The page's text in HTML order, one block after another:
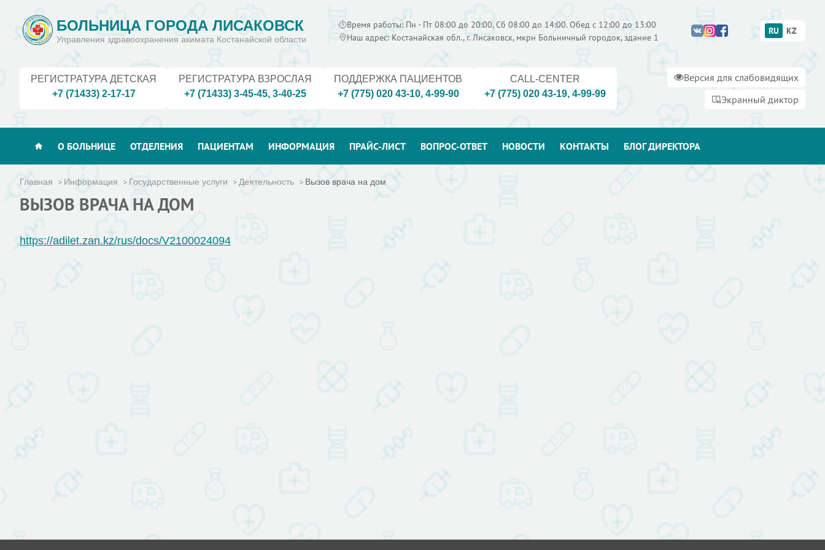
БОЛЬНИЦА ГОРОДА ЛИСАКОВСК
Управления здравоохранения акимата Костанайской области
Время работы: Пн - Пт 08:00 до 20:00, Сб 08:00 до 14:00. Обед с 12:00 до 13:00
Наш адрес: Костанайская обл., г. Лисаковск, мкрн Больничный городок, здание 1
RU KZ
РЕГИСТРАТУРА ДЕТСКАЯ
+7 (71433) 2-17-17
РЕГИСТРАТУРА ВЗРОСЛАЯ
+7 (71433) 3-45-45, 3-40-25
ПОДДЕРЖКА ПАЦИЕНТОВ
+7 (775) 020 43-10, 4-99-90
CALL-CENTER
+7 (775) 020 43-19, 4-99-99
Версия для слабовидящих
Экранный диктор
О БОЛЬНИЦЕ ОТДЕЛЕНИЯ ПАЦИЕНТАМ ИНФОРМАЦИЯ ПРАЙС-ЛИСТ ВОПРОС-ОТВЕТ НОВОСТИ КОНТАКТЫ БЛОГ ДИРЕКТОРА
Главная Информация Государственные услуги Деятельность Вызов врача на дом
ВЫЗОВ ВРАЧА НА ДОМ
https://adilet.zan.kz/rus/docs/V2100024094